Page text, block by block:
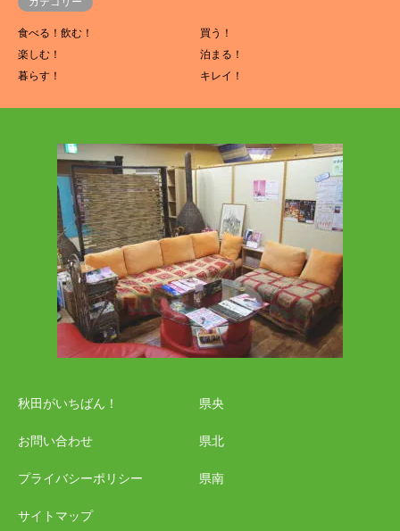
食べる！飲む！
買う！
楽しむ！
泊まる！
暮らす！
キレイ！
秋田がいちばん！
お問い合わせ
プライバシーポリシー
サイトマップ
県央
県北
県南